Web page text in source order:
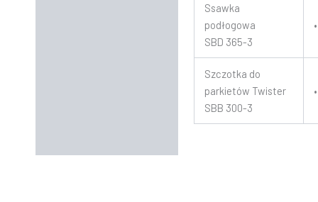
Ssawka
podłogowa
SBD 365-3
•
Szczotka do
parkietów Twister
SBB 300-3
•